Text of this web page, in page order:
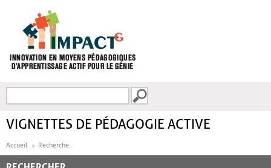
FORMULAIRE DE
VIGNETTES DE PÉDAGOGIE ACTIVE
Accueil Recherche